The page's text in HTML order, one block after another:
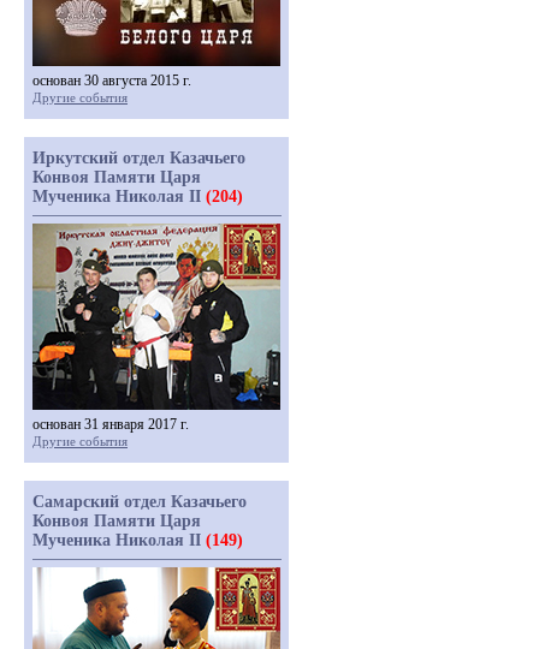
основан 30 августа 2015 г.
Другие события
Иркутский отдел Казачьего
Конвоя Памяти Царя
Мученика Николая II (204)
основан 31 января 2017 г.
Другие события
Самарский отдел Казачьего
Конвоя Памяти Царя
Мученика Николая II (149)